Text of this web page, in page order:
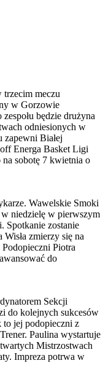
meczu
w Gorzowie
będzie drużyna
odniesionych w
Białej
Energa Basket Ligi
sobotę 7 kwietnia o
Wawelskie Smoki
w niedzielę w pierwszym
Spotkanie zostanie
zmierzy się na
Piotra
do
Sekcji
do kolejnych sukcesów
to jej podopieczni z
Paulina wystartuje
Mistrzostwach
Impreza potrwa w